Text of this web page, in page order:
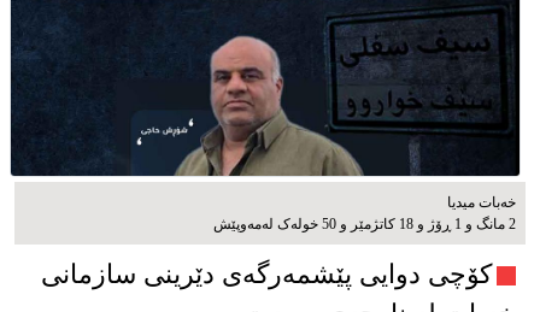
خەبات میدیا
2 مانگ و 1 ڕۆژ و 18 کاتژمێر و 50 خوله‌ک له‌مه‌وپێش‌
کۆچی دوایی پێشمەرگەی دێرینی سازمانی